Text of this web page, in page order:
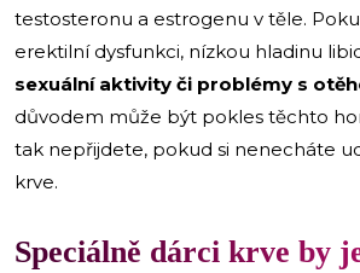
testosteronu a estrogenu v těle.
erektilní dysfunkci, nízkou hladinu
sexuální aktivity či problémy s
důvodem může být pokles těchto
tak nepřijdete, pokud si nenecháte
krve.
Speciálně dárci krve by